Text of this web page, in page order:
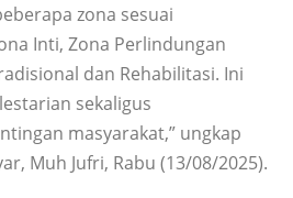
zona sesuai
Inti, Zona Perlindungan
dan Rehabilitasi. Ini
sekaligus
masyarakat,” ungkap
Muh Jufri, Rabu (13/08/2025).